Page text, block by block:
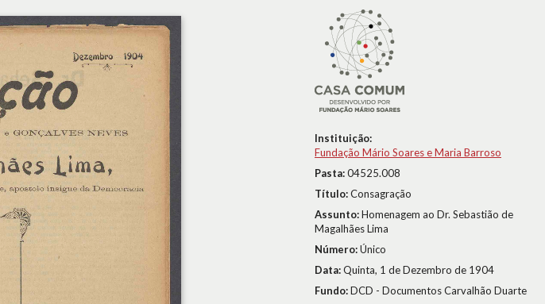
Instituição:
Fundação Mário Soares e Maria Barroso
Pasta:04525.008
Título:Consagração
Assunto:Homenagem ao Dr. Sebastião de
Magalhães Lima
Número:Único
Data:Quinta, 1 de Dezembro de 1904
Fundo:DCD - Documentos Carvalhão Duarte